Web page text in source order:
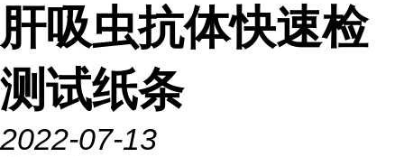
肝吸虫抗体快速检
测试纸条
2022-07-13